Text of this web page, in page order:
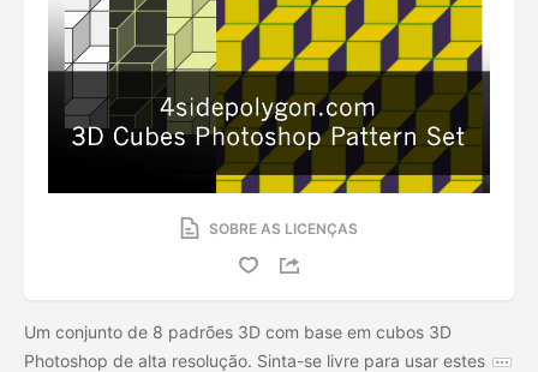
SOBRE AS LICENÇAS
Um conjunto de 8 padrões 3D com base em cubos 3D
Photoshop de alta resolução. Sinta-se livre para usar estes